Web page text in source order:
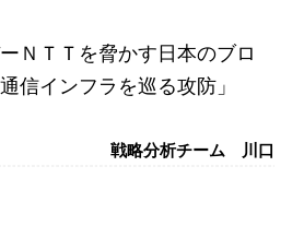
ＮＴＴを脅かす日本のブロ
信インフラを巡る攻防」
戦略分析チーム 川口